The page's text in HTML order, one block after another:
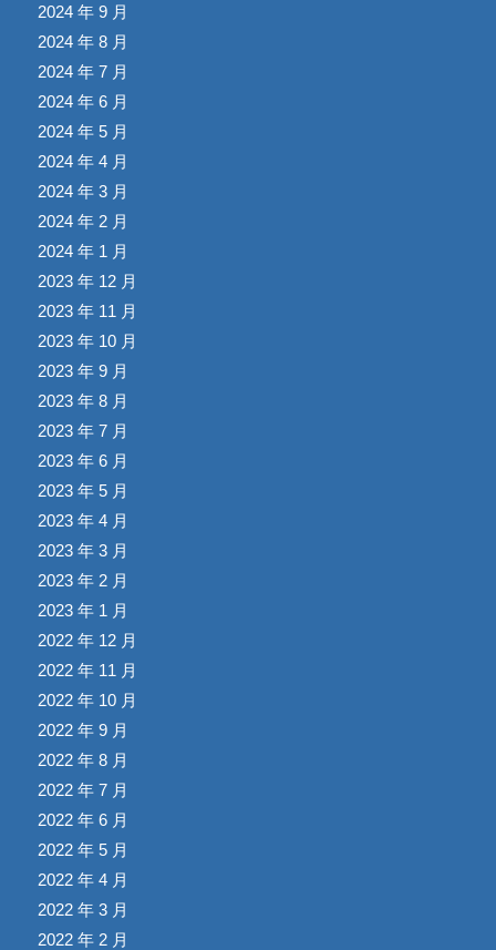
2024 年 9 月
2024 年 8 月
2024 年 7 月
2024 年 6 月
2024 年 5 月
2024 年 4 月
2024 年 3 月
2024 年 2 月
2024 年 1 月
2023 年 12 月
2023 年 11 月
2023 年 10 月
2023 年 9 月
2023 年 8 月
2023 年 7 月
2023 年 6 月
2023 年 5 月
2023 年 4 月
2023 年 3 月
2023 年 2 月
2023 年 1 月
2022 年 12 月
2022 年 11 月
2022 年 10 月
2022 年 9 月
2022 年 8 月
2022 年 7 月
2022 年 6 月
2022 年 5 月
2022 年 4 月
2022 年 3 月
2022 年 2 月